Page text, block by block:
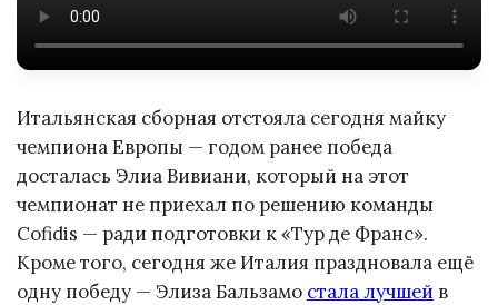
Итальянская сборная отстояла сегодня майку
чемпиона Европы — годом ранее победа
досталась Элиа Вивиани, который на этот
чемпионат не приехал по решению команды
Cofidis — ради подготовки к «Тур де Франс».
Кроме того, сегодня же Италия праздновала ещё
одну победу — Элиза Бальзамо стала лучшей в